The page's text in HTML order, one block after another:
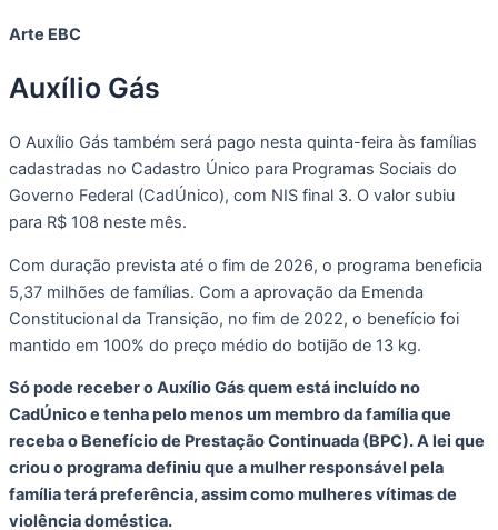
Arte EBC
Auxílio Gás
O Auxílio Gás também será pago nesta quinta-feira às famílias
cadastradas no Cadastro Único para Programas Sociais do
Governo Federal (CadÚnico), com NIS final 3. O valor subiu
para R$ 108 neste mês.
Com duração prevista até o fim de 2026, o programa beneficia
5,37 milhões de famílias. Com a aprovação da Emenda
Constitucional da Transição, no fim de 2022, o benefício foi
mantido em 100% do preço médio do botijão de 13 kg.
Só pode receber o Auxílio Gás quem está incluído no
CadÚnico e tenha pelo menos um membro da família que
receba o Benefício de Prestação Continuada (BPC). A lei que
criou o programa definiu que a mulher responsável pela
família terá preferência, assim como mulheres vítimas de
violência doméstica.